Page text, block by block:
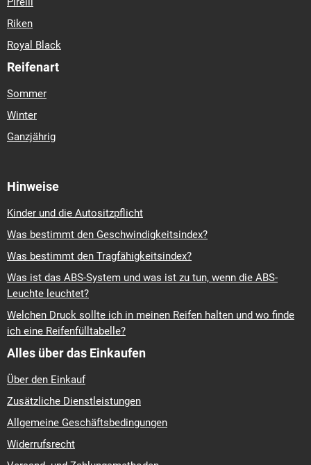
Riken
Royal Black
Reifenart
Sommer
Winter
Ganzjährig
Hinweise
Kinder und die Autositzpflicht
Was bestimmt den Geschwindigkeitsindex?
Was bestimmt den Tragfähigkeitsindex?
Was ist das ABS-System und was ist zu tun, wenn die ABS-
Leuchte leuchtet?
Welchen Druck sollte ich in meinen Reifen halten und wo finde
ich eine Reifenfülltabelle?
Alles über das Einkaufen
Über den Einkauf
Zusätzliche Dienstleistungen
Allgemeine Geschäftsbedingungen
Widerrufsrecht